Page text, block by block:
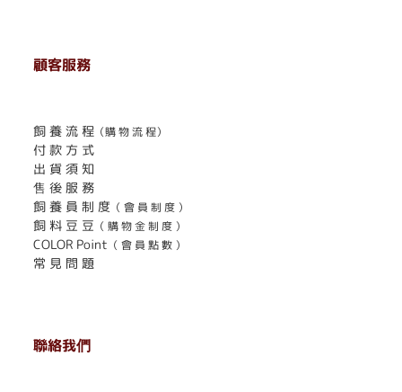
顧客服務
飼 養 流 程 （購 物 流 程）
付 款 方 式
出 貨 須 知
售 後 服 務
飼 養 員 制 度 （ 會 員 制 度 ）
飼 料 豆 豆 （ 購 物 金 制 度 ）
COLOR Point （ 會 員 點 數 ）
常 見 問 題
聯絡我們